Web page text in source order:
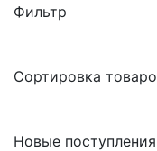
Фильтр
Сортировка
Новые поступления